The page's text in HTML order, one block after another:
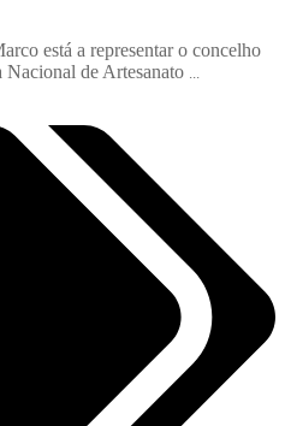
está a representar o concelho
Nacional de Artesanato ...